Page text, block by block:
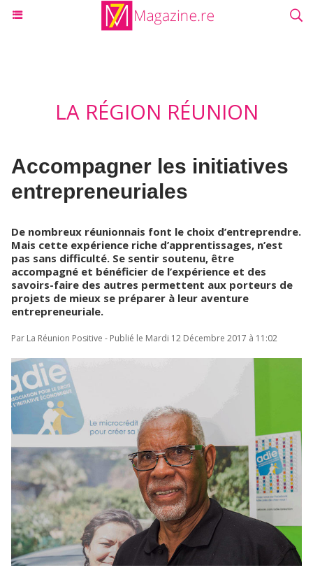
LA RÉGION RÉUNION
Accompagner les initiatives
entrepreneuriales
De nombreux réunionnais font le choix d’entreprendre.
Mais cette expérience riche d’apprentissages, n’est
pas sans difficulté. Se sentir soutenu, être
accompagné et bénéficier de l’expérience et des
savoirs-faire des autres permettent aux porteurs de
projets de mieux se préparer à leur aventure
entrepreneuriale.
Par La Réunion Positive - Publié le Mardi 12 Décembre 2017 à 11:02